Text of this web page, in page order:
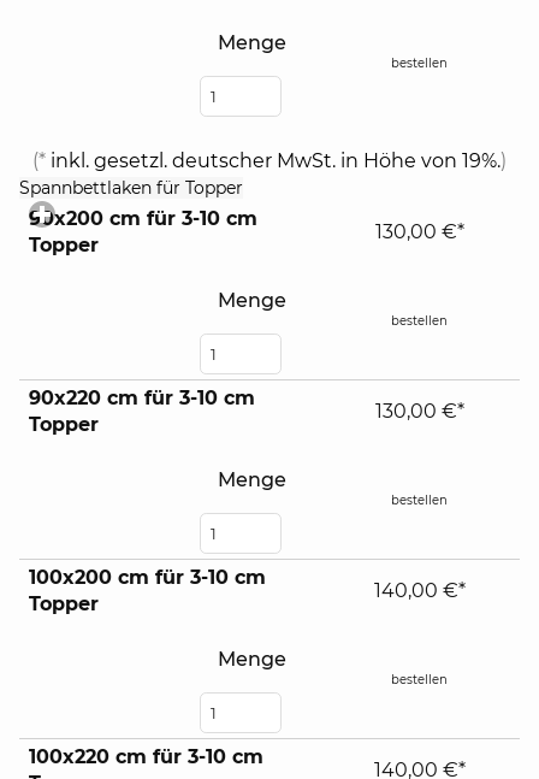
Menge
bestellen
(* inkl. gesetzl. deutscher MwSt. in Höhe von 19%.)
Spannbettlaken für Topper
expand
90x200 cm für 3-10 cm
Topper
Menge
130,00 €*
bestellen
90x220 cm für 3-10 cm
Topper
Menge
130,00 €*
bestellen
100x200 cm für 3-10 cm
Topper
Menge
140,00 €*
bestellen
100x220 cm für 3-10 cm
140,00 €*